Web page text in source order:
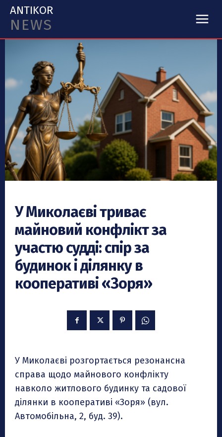
ANTIKOR
NEWS
У Миколаєві триває
майновий конфлікт за
участю судді: спір за
будинок і ділянку в
кооперативі «Зоря»
У Миколаєві розгортається резонансна
справа щодо майнового конфлікту
навколо житлового будинку та садової
ділянки в кооперативі «Зоря» (вул.
Автомобільна, 2, буд. 39).